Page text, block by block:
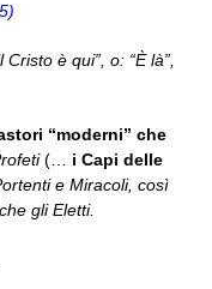
è qui”, o: “È là”,
“moderni” che
(… i Capi delle
e Miracoli, così
gli Eletti.